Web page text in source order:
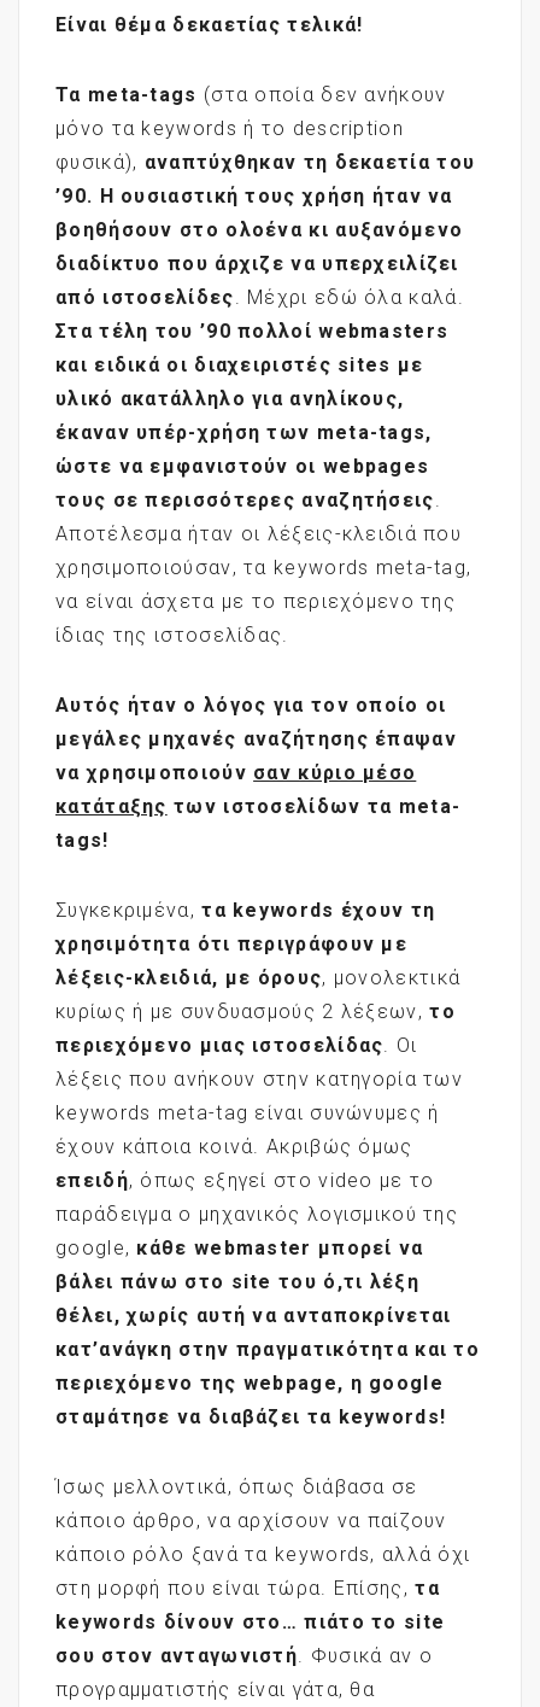
Είναι θέμα δεκαετίας τελικά!
Τα meta-tags (στα οποία δεν ανήκουν
μόνο τα keywords ή το description
φυσικά), αναπτύχθηκαν τη δεκαετία του
’90. Η ουσιαστική τους χρήση ήταν να
βοηθήσουν στο ολοένα κι αυξανόμενο
διαδίκτυο που άρχιζε να υπερχειλίζει
από ιστοσελίδες . Μέχρι εδώ όλα καλά.
Στα τέλη του ’90 πολλοίwebmasters
και ειδικά οι διαχειριστές sites με
υλικό ακατάλληλο για ανηλίκους,
έκαναν υπέρ-χρήση των meta-tags,
ώστε να εμφανιστούν οι webpages
τους σε περισσότερες αναζητήσεις
Αποτέλεσμα ήταν οι λέξεις-κλειδιά που
χρησιμοποιούσαν, τα keywords meta-tag,
να είναι άσχετα με το περιεχόμενο της
ίδιας της ιστοσελίδας.
Αυτός ήταν ο λόγος για τον οποίο οι
μεγάλες μηχανές αναζήτησης έπαψαν
να χρησιμοποιούν σαν κύριο μέσο
κατάταξης των ιστοσελίδων τα meta-
tags!
Συγκεκριμένα,τα keywords έχουν τη
χρησιμότητα ότι περιγράφουν με
λέξεις-κλειδιά, με όρους, μονολεκτικά
κυρίως ή με συνδυασμούς 2 λέξεων,το
περιεχόμενο μιας ιστοσελίδας . Οι
λέξεις που ανήκουν στην κατηγορία των
keywords meta-tag είναι συνώνυμες ή
έχουν κάποια κοινά. Ακριβώς όμως
επειδή, όπως εξηγεί στο video με το
παράδειγμα ο μηχανικός λογισμικού της
google, κάθε webmaster μπορεί να
βάλει πάνω στο site του ό,τι λέξη
θέλει, χωρίς αυτή να ανταποκρίνεται
κατ’ανάγκη στην πραγματικότητα και το
περιεχόμενο της webpage, η google
σταμάτησε να διαβάζει τα keywords!
Ίσως μελλοντικά, όπως διάβασα σε
κάποιο άρθρο, να αρχίσουν να παίζουν
κάποιο ρόλο ξανά τα keywords, αλλά όχι
στη μορφή που είναι τώρα. Επίσης,τα
keywords δίνουν στο… πιάτο το site
σου στον ανταγωνιστή . Φυσικά αν ο
προγραμματιστής είναι γάτα, θα